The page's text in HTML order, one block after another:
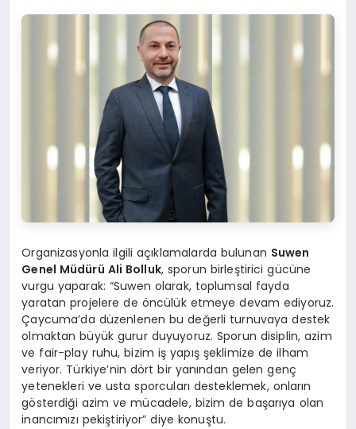
Organizasyonla ilgili açıklamalarda bulunan Suwen
Genel Müdürü Ali Bolluk, sporun birleştirici gücüne
vurgu yaparak: “Suwen olarak, toplumsal fayda
yaratan projelere de öncülük etmeye devam ediyoruz.
Çaycuma’da düzenlenen bu değerli turnuvaya destek
olmaktan büyük gurur duyuyoruz. Sporun disiplin, azim
ve fair-play ruhu, bizim iş yapış şeklimize de ilham
veriyor. Türkiye’nin dört bir yanından gelen genç
yetenekleri ve usta sporcuları desteklemek, onların
gösterdiği azim ve mücadele, bizim de başarıya olan
inancımızı pekiştiriyor” diye konuştu.